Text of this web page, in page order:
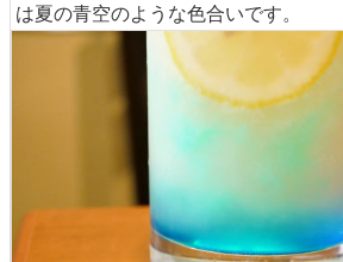
は夏の青空のような色合いです。